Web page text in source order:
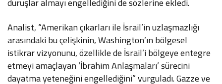
Analist, “Amerikan çıkarları ile İsrail’in uzlaşmazlığı
arasındaki bu çelişkinin, Washington’ın bölgesel
istikrar vizyonunu, özellikle de İsrail’i bölgeye entegre
etmeyi amaçlayan ‘İbrahim Anlaşmaları’ sürecini
dayatma yeteneğini engellediğini” vurguladı. Gazze ve